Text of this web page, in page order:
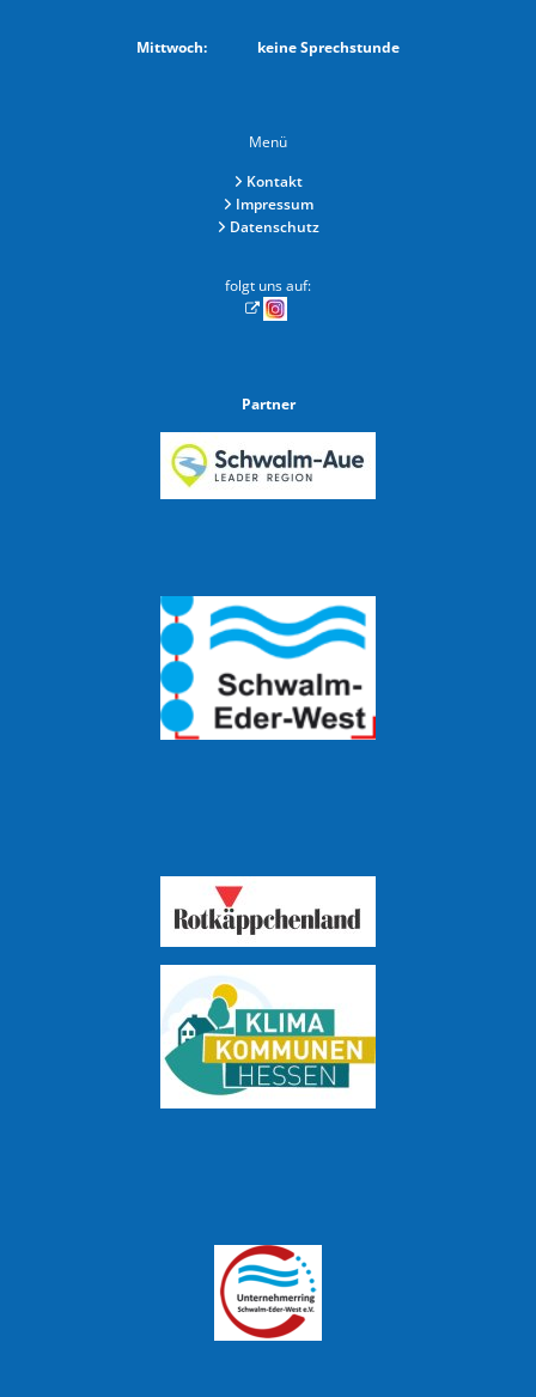
Mittwoch: keine Sprechstunde
Menü
Kontakt
Impressum
Datenschutz
folgt uns auf:
Partner